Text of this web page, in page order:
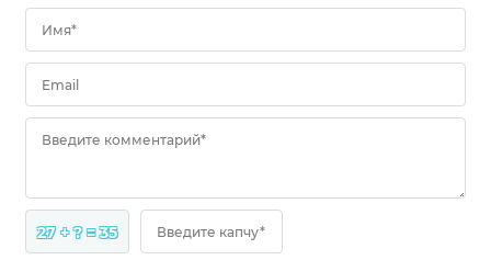
Имя*
Email
Введите комментарий*
27 + ? = 35 Введите капчу*